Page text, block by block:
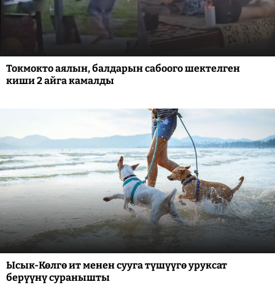
Токмокто аялын, балдарын сабоого шектелген
киши 2 айга камалды
Ысык-Көлгө ит менен сууга түшүүгө уруксат
берүүнү суранышты